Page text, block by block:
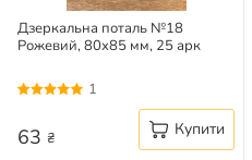
Дзеркальна поталь №18
Рожевий, 80х85 мм, 25 арк
1
63 ₴ Купити